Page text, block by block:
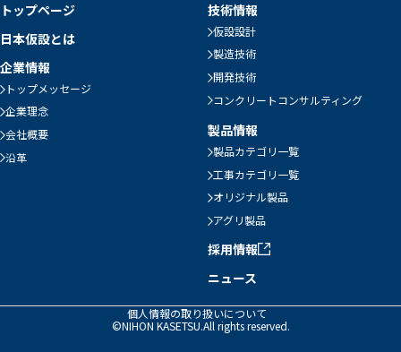
トップページ
日本仮設とは
企業情報
トップメッセージ
企業理念
会社概要
沿革
技術情報
仮設設計
製造技術
開発技術
コンクリートコンサルティング
製品情報
製品カテゴリ一覧
工事カテゴリ一覧
オリジナル製品
アグリ製品
採用情報
ニュース
個人情報の取り扱いについて
©NIHON KASETSU.All rights reserved.